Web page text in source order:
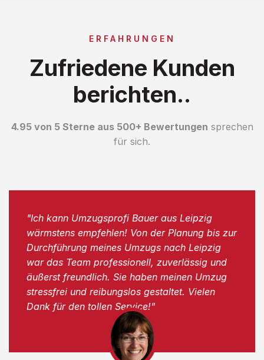
ERFAHRUNGEN
Zufriedene Kunden
berichten..
4.95 von 5 Sterne aus 500+ Bewertungen sprechen
für sich.
"Ich kann Umzugsprofi Bauer aus Leipzig
wärmstens empfehlen! Von der Planung bis zur
Durchführung meines Umzugs nach Leipzig
war das Team professionell, zuverlässig und
äußerst freundlich. Sie haben meinen Umzug
stressfrei und reibungslos gestaltet. Vielen
Dank für den tollen Service!"